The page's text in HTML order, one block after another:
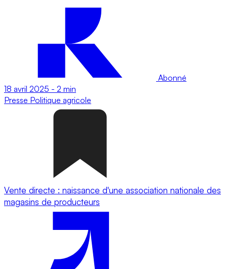
Abonné
18 avril 2025 - 2 min
Presse Politique agricole
Vente directe : naissance d'une association nationale des
magasins de producteurs